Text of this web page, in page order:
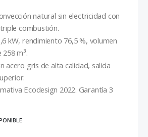
natural sin electricidad con
combustión.
kW, rendimiento 76,5 %, volumen
m³.
acero gris de alta calidad, salida
Ecodesign 2022. Garantía 3